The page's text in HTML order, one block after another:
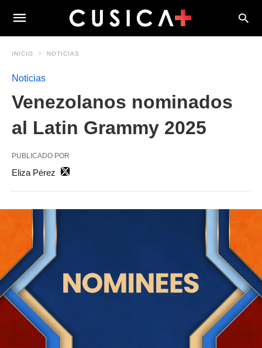
INICIO NOTICIAS
Noticias
Venezolanos nominados
al Latin Grammy 2025
PUBLICADO POR
Eliza Pérez